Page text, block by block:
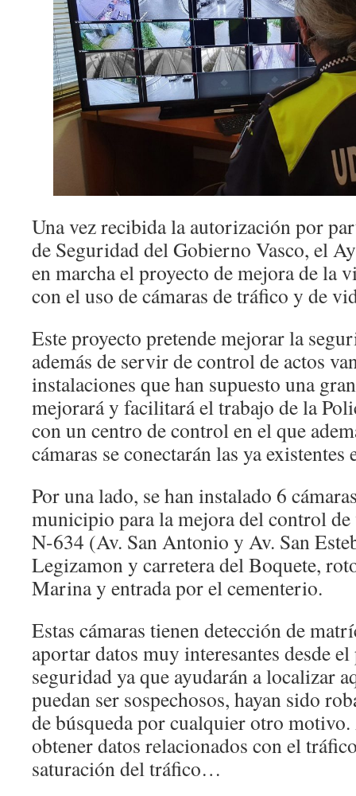
Una vez recibida la autorización por
de Seguridad del Gobierno Vasco, el
en marcha el proyecto de mejora de la
con el uso de cámaras de tráfico y de
Este proyecto pretende mejorar la
además de servir de control de actos
instalaciones que han supuesto una
mejorará y facilitará el trabajo de la
con un centro de control en el que
cámaras se conectarán las ya
Por una lado, se han instalado 6
municipio para la mejora del control
N-634 (Av. San Antonio y Av. San
Legizamon y carretera del Boquete,
Marina y entrada por el cementerio.
Estas cámaras tienen detección de
aportar datos muy interesantes desde
seguridad ya que ayudarán a localizar
puedan ser sospechosos, hayan sido
de búsqueda por cualquier otro
obtener datos relacionados con el
saturación del tráfico…